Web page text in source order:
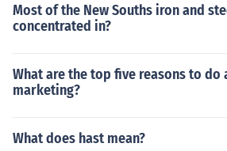
anawin para sa mga bisita at lokal
Most of the New Souths iron and
concentrated in?
What are the top five reasons to do
marketing?
What does hast mean?